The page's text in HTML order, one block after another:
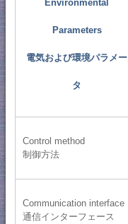
Environmental
Parameters
電気および環境パラメー
タ
Control method
制御方法
Communication interface
通信インターフェース